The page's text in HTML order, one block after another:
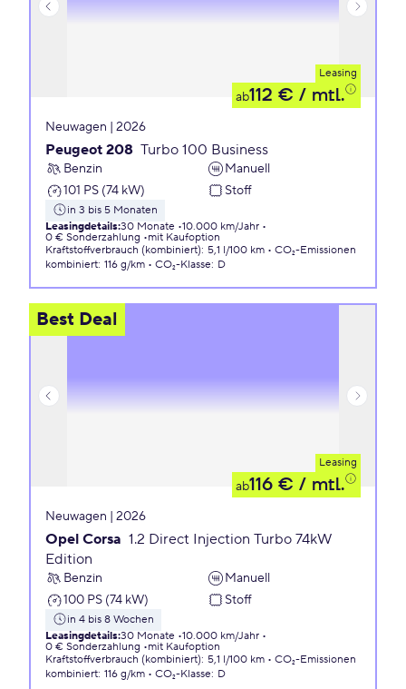
Leasing
ab112 € / mtl.
Neuwagen | 2026
Peugeot 208 Turbo 100 Business
Benzin
Manuell
101 PS (74 kW)
Stoff
in 3 bis 5 Monaten
Leasingdetails:30 Monate 10.000 km/Jahr
0 € Sonderzahlung
mit Kaufoption
Kraftstoffverbrauch (kombiniert): 5,1 l/100 km
CO₂-Emissionen
kombiniert: 116 g/km CO₂-Klasse: D
Best Deal
Leasing
ab116 € / mtl.
Neuwagen | 2026
Opel Corsa 1.2 Direct Injection Turbo 74kW
Edition
Benzin
Manuell
100 PS (74 kW)
Stoff
in 4 bis 8 Wochen
Leasingdetails:30 Monate 10.000 km/Jahr
0 € Sonderzahlung
mit Kaufoption
Kraftstoffverbrauch (kombiniert): 5,1 l/100 km
CO₂-Emissionen
kombiniert: 116 g/km CO₂-Klasse: D